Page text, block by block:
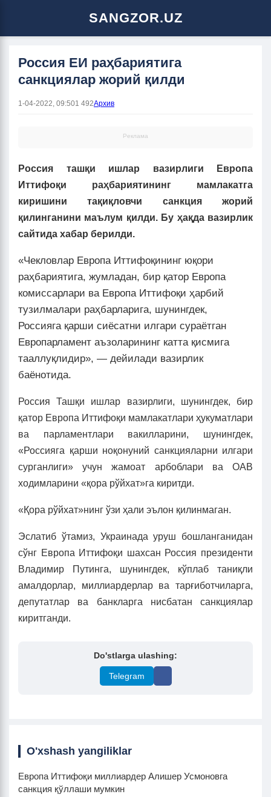
SANGZOR.UZ
Россия ЕИ раҳбариятига
санкциялар жорий қилди
1-04-2022, 09:501 492Архив
Реклама
Россия ташқи ишлар вазирлиги Европа
Иттифоқи раҳбариятининг мамлакатга
киришини тақиқловчи санкция жорий
қилинганини маълум қилди. Бу ҳақда вазирлик
сайтида хабар берилди.
«Чекловлар Европа Иттифоқининг юқори
раҳбариятига, жумладан, бир қатор Европа
комиссарлари ва Европа Иттифоқи ҳарбий
тузилмалари раҳбарларига, шунингдек,
Россияга қарши сиёсатни илгари сураётган
Европарламент аъзоларининг катта қисмига
тааллуқлидир», — дейилади вазирлик
баёнотида.
Россия Ташқи ишлар вазирлиги, шунингдек, бир
қатор Европа Иттифоқи мамлакатлари ҳукуматлари
ва парламентлари вакилларини, шунингдек,
«Россияга қарши ноқонуний санкцияларни илгари
сурганлиги» учун жамоат арбоблари ва ОАВ
ходимларини «қора рўйхат»га киритди.
«Қора рўйхат»нинг ўзи ҳали эълон қилинмаган.
Эслатиб ўтамиз, Украинада уруш бошланганидан
сўнг Европа Иттифоқи шахсан Россия президенти
Владимир Путинга, шунингдек, кўплаб таниқли
амалдорлар, миллиардерлар ва тарғиботчиларга,
депутатлар ва банкларга нисбатан санкциялар
киритганди.
Do'stlarga ulashing:
Telegram
O'xshash yangiliklar
Европа Иттифоқи миллиардер Алишер Усмоновга
санкция қўллаши мумкин